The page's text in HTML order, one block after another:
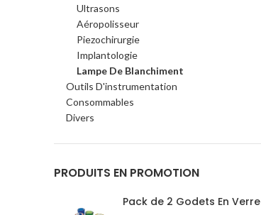
Ultrasons
Aéropolisseur
Piezochirurgie
Implantologie
Lampe De Blanchiment
Outils D'instrumentation
Consommables
Divers
PRODUITS EN PROMOTION
Pack de 2 Godets En Verre